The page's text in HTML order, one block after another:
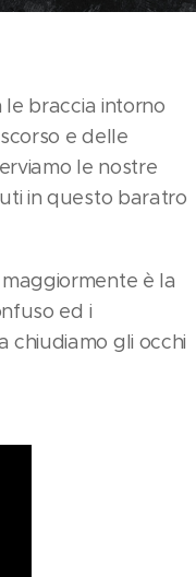
le braccia intorno
e delle
le nostre
in questo baratro
è la
ed i
chiudiamo gli occhi